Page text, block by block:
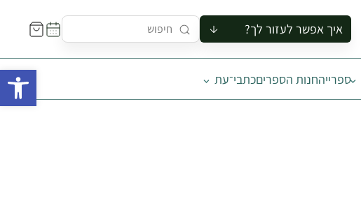
איך אפשר לעזור לך?
להזמין סיור לקבוצה
להירשם לסיור
להירשם לקורס
ספרייהחנות הספריםכתבי־עת